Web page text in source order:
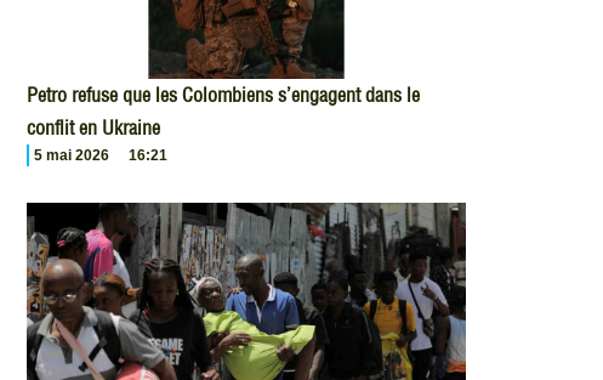
Petro refuse que les Colombiens s’engagent dans le
conflit en Ukraine
5 mai 2026 16:21